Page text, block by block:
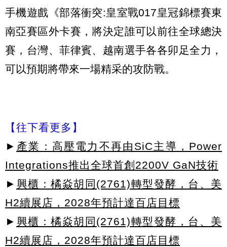
手機遊戲《部落衝突:皇室戰017皇冠錦標賽東
南亞賽區外卡賽，將決定誰可以前往全球總決
賽，台灣、菲律賓、越南選手各各卯足全力，
可以預期將帶來一場精采的攻防戰。
【往下看更多】
► 產業：高壓電力不再由SiC主導，Power
Integrations推出全球首創2200V GaN技術
► 興櫃：橘焱胡同(2761)轉型發酵，台、美
H2續展店，2028年預計達百店目標
► 興櫃：橘焱胡同(2761)轉型發酵，台、美
H2續展店，2028年預計達百店目標